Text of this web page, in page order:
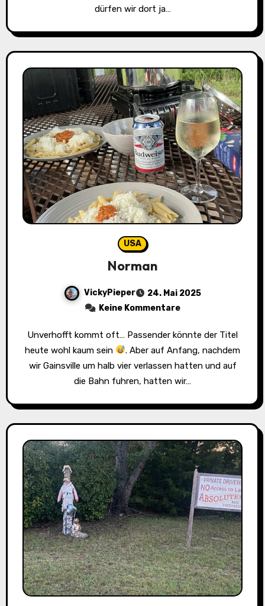
dürfen wir dort ja…
USA
Norman
VickyPieper
24. Mai 2025
Keine Kommentare
Unverhofft kommt oft… Passender könnte der Titel
heute wohl kaum sein
. Aber auf Anfang, nachdem
wir Gainsville um halb vier verlassen hatten und auf
die Bahn fuhren, hatten wir…